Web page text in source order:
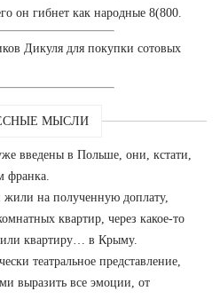
он гибнет как народные 8(800.
Дикуля для покупки сотовых
МЫСЛИ
введены в Польше, они, кстати,
франка.
жили на полученную доплату,
квартир, через какое-то
квартиру… в Крыму.
театральное представление,
выразить все эмоции, от